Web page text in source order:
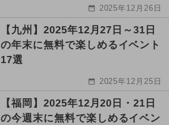
2025年12月26日
【九州】2025年12月27日～31日
の年末に無料で楽しめるイベント
17選
2025年12月25日
【福岡】2025年12月20日・21日
の今週末に無料で楽しめるイベン